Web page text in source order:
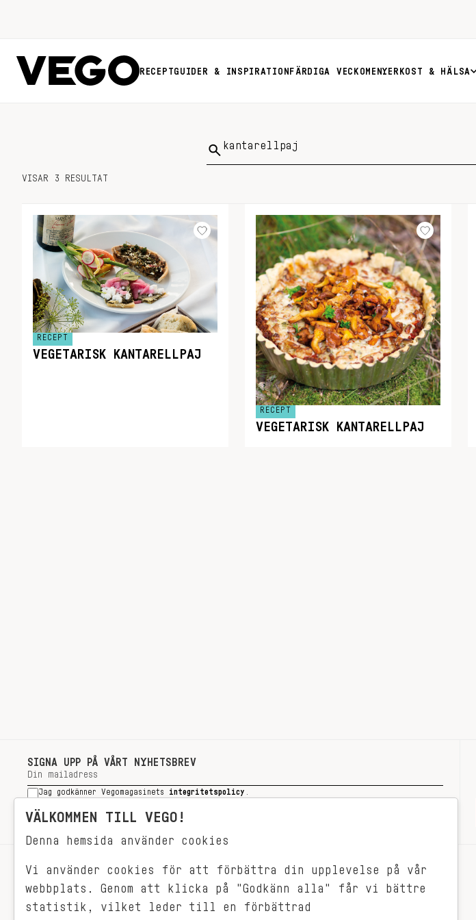
RECEPTGUIDER & INSPIRATION FÄRDIGA VECKOMENYER KOST & HÄLSA
Sök
VISAR 3 RESULTAT
RECEPT
VEGETARISK KANTARELLPAJ
RECEPT
VEGETARISK KANTARELLPAJ
SIGNA UPP PÅ VÅRT NYHETSBREV
Jag godkänner Vegomagasinets integritetspolicy
SIGNA UPP
RECEPT
VEGONYTT
OM OSS
VÄLKOMMEN TILL VEGO!
Denna hemsida använder cookies
Vi använder cookies för att förbättra din upplevelse på vår
webbplats. Genom att klicka på "Godkänn alla" får vi bättre
statistik, vilket leder till en förbättrad